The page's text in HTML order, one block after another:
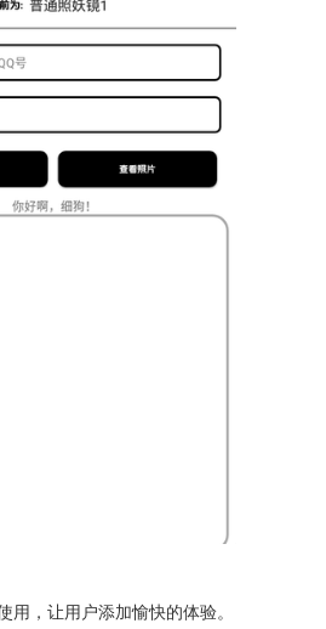
用，让用户添加愉快的体验。